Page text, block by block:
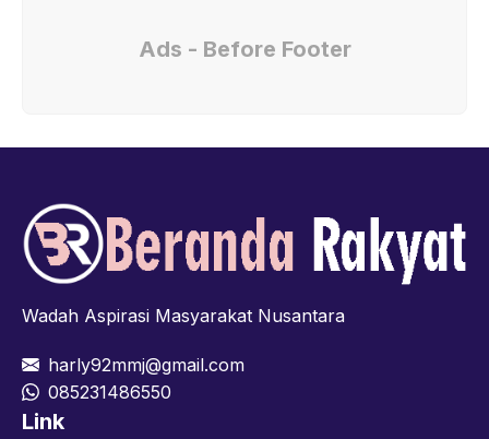
Ads - Before Footer
Wadah Aspirasi Masyarakat Nusantara
harly92mmj@gmail.com
085231486550
Link